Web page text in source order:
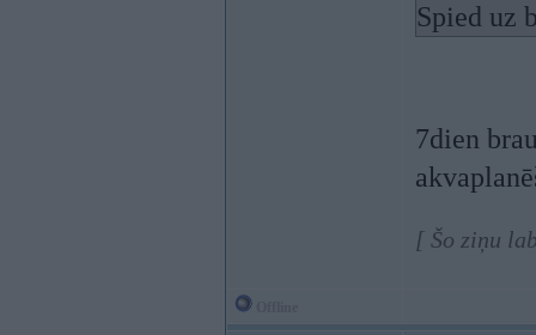
Spied uz
7dien
[ Šo ziņu